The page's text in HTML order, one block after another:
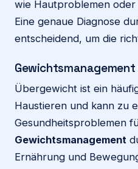
wie Hautproblemen
Eine genaue Diagnose
entscheidend, um die
Übergewicht ist ein
Haustieren und kann zu
Gesundheitsproblemen
Gewichtsmanagement
Ernährung und